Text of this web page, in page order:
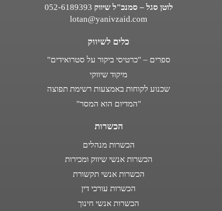
לוטן סגל – סמנכ"ל שיווק 052-6189393
lotan@yanivzaid.com
כלים לשיווק
ספרים – "כרטיסי ביקור על סטרואידים"
מיקוד שיווקי
שכנוע לקוחות באמצעות רשימת תפוצה
"המדיום הוא המסר"
הכשרות
הכשרות מנהלים
הכשרות אנשי שיווק ומכירות
הכשרות אנשי תקשורת
הכשרות עורכי דין
הכשרות אנשי חינוך